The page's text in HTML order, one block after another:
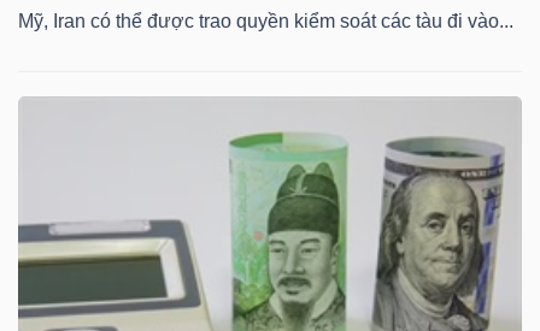
Mỹ, Iran có thể được trao quyền kiểm soát các tàu đi vào...
SÓC
TÀI